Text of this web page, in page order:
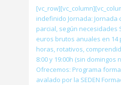
indefinido Jornada: Jornada
parcial, según necesidades
euros brutos anuales en 14
horas, rotativos,
8:00 y 19:00h (sin domingos
Ofrecemos: Programa
avalado por la SEDEN